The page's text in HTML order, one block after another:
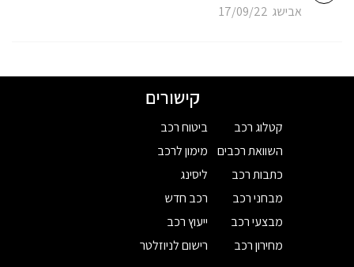
אבישג 17/09/22
קישורים
קטלוג רכב
השוואת רכבים
כתבות רכב
מבחני רכב
מבצעי רכב
מחירון רכב
ביטוח רכב
מימון לרכב
ליסינג
רכב חדש
ייעוץ רכב
רישום לניוזלטר